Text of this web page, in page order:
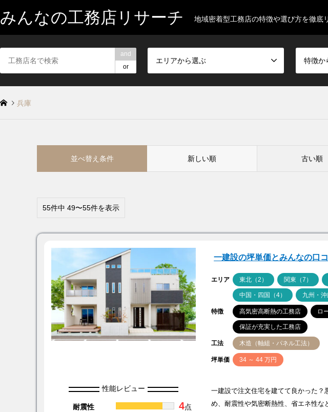
みんなの工務店リサーチ 地域密着型工務店の特徴や選び方を徹底
and
or
エリアから選ぶ 特徴か
兵庫
並べ替え条件 新しい順 古い順
55件中 49〜55件を表示
一建設の坪単価とみんなの口
エリア 東北（2） 関東（7）
中国・四国（4） 九州・沖
特徴 高気密高断熱の工務店 ロ
保証が充実した工務店
工法 木造（軸組・パネル工法）
坪単価 34 ～ 44 万円
性能レビュー
耐震性 4点
一建設で注文住宅を建てて良かった？
め、耐震性や気密断熱性、省エネ性な